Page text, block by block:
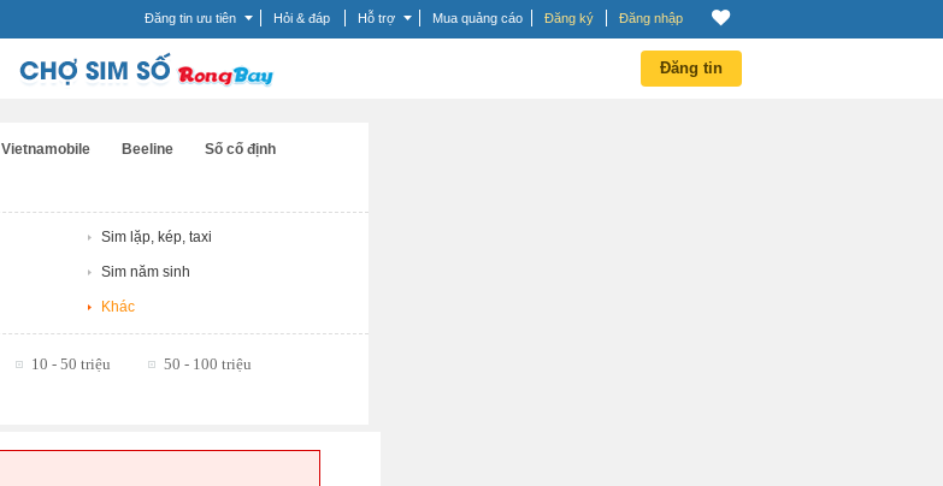
Đăng tin ưu tiên Hỏi & đáp Hỗ trợ Mua quảng cáo Đăng ký Đăng nhập
Đăng tin
Vietnamobile Beeline Số cố định
Sim lặp, kép, taxi
Sim năm sinh
Khác
10 - 50 triệu
50 - 100 triệu